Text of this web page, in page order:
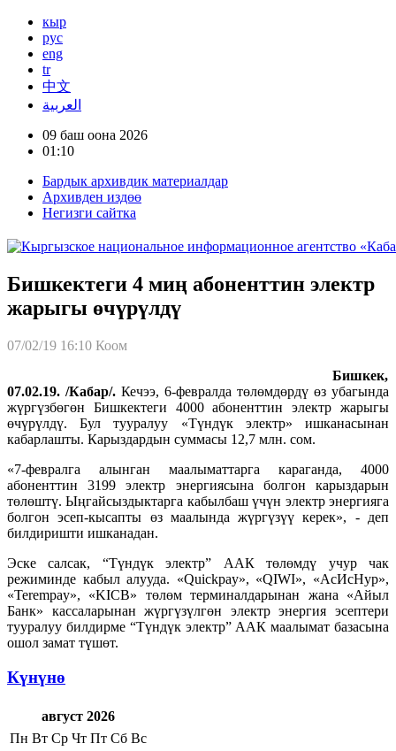
кыр
рус
eng
tr
中文
العربية
09 баш оона 2026
01:10
Бардык архивдик материалдар
Архивден издөө
Негизги сайтка
Бишкектеги 4 миң абоненттин электр
жарыгы өчүрүлдү
07/02/19 16:10 Коом
Бишкек,
07.02.19. /Кабар/. Кечээ, 6-февралда төлөмдөрдү өз убагында
жүргүзбөгөн Бишкектеги 4000 абоненттин электр жарыгы
өчүрүлдү. Бул тууралуу «Түндүк электр» ишканасынан
кабарлашты. Карыздардын суммасы 12,7 млн. сом.
«7-февралга алынган маалыматтарга караганда, 4000
абоненттин 3199 электр энергиясына болгон карыздарын
төлөштү. Ыңгайсыздыктарга кабылбаш үчүн электр энергияга
болгон эсеп-кысапты өз маалында жүргүзүү керек», - деп
билдиришти ишканадан.
Эске салсак, “Түндүк электр” ААК төлөмдү учур чак
режиминде кабыл алууда. «Quickpay», «QIWI», «АсИсНур»,
«Terempay», «KIСB» төлөм терминалдарынан жана «Айыл
Банк» кассаларынан жүргүзүлгөн электр энергия эсептери
тууралуу билдирме “Түндүк электр” ААК маалымат базасына
ошол замат түшөт.
Күнүнө
август 2026
Пн Вт Ср Чт Пт Сб Вс